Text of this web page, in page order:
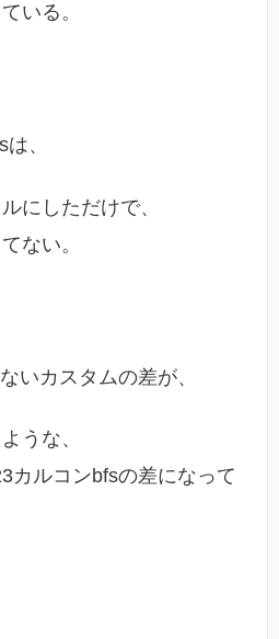
いる。
、
にしただけで、
ない。
いカスタムの差が、
うな、
カルコンbfsの差になって